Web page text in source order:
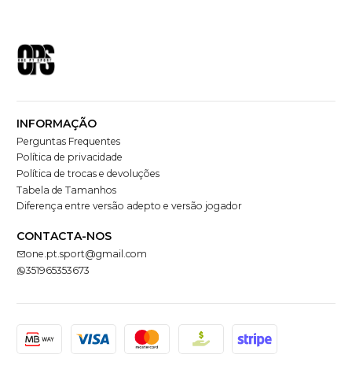
INFORMAÇÃO
Perguntas Frequentes
Política de privacidade
Política de trocas e devoluções
Tabela de Tamanhos
Diferença entre versão adepto e versão jogador
CONTACTA-NOS
one.pt.sport@gmail.com
351965353673